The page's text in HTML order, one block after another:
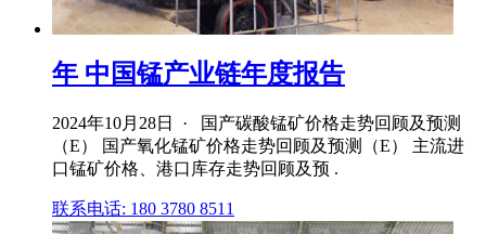
年 中国锰产业链年度报告
2024年10月28日 · 国产碳酸锰矿价格走势回顾及预测
（E） 国产氧化锰矿价格走势回顾及预测（E） 主流进
口锰矿价格、港口库存走势回顾及预 .
联系电话: 180 3780 8511